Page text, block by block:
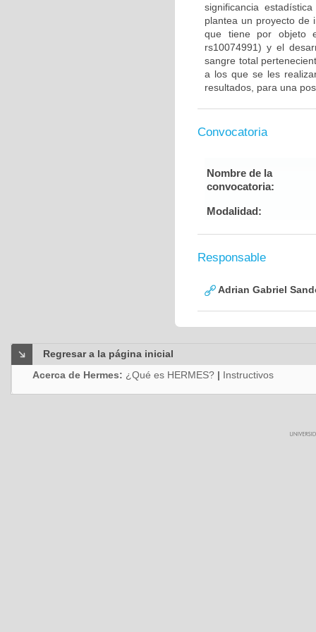
significancia
plantea un proyecto de
que tiene por objeto
rs10074991) y el
sangre total
a los que se les
resultados, para una
Convocatoria
Nombre de la
convocatoria:
Modalidad:
Responsable
Adrian Gabriel
Regresar a la página inicial
Acerca de Hermes: ¿Qué es HERMES? | Instructivos